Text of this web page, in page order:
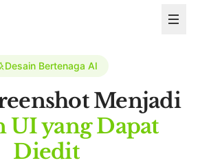
Desain Bertenaga AI
Menjadi
UI yang Dapat
Diedit